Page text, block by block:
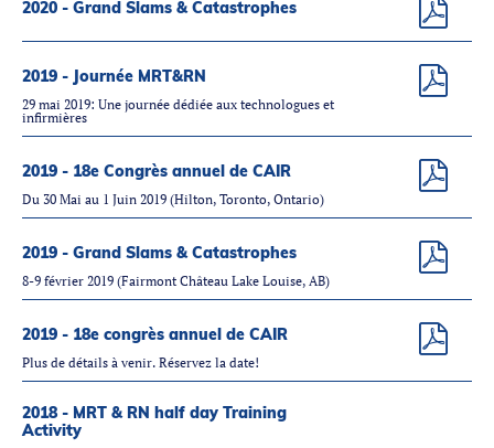
Carrières en RI
2020 - Grand Slams & Catastrophes
2019 - Journée MRT&RN
29 mai 2019: Une journée dédiée aux technologues et
infirmières
2019 - 18e Congrès annuel de CAIR
Du 30 Mai au 1 Juin 2019 (Hilton, Toronto, Ontario)
2019 - Grand Slams & Catastrophes
8-9 février 2019 (Fairmont Château Lake Louise, AB)
2019 - 18e congrès annuel de CAIR
Plus de détails à venir. Réservez la date!
2018 - MRT & RN half day Training
Activity